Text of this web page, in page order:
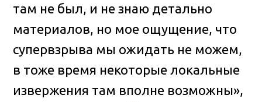
там не был, и не знаю детально
материалов, но мое ощущение, что
супервзрыва мы ожидать не можем,
в тоже время некоторые локальные
извержения там вполне возможны»,